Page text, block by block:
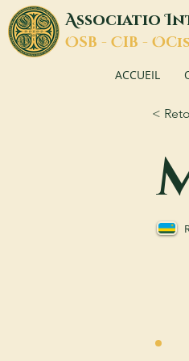
AssociatioI
OSB - CIB - O
ACCUEIL
<